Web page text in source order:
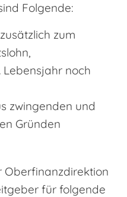
Folgende:
zum
Lebensjahr noch
zwingenden und
Gründen
für folgende